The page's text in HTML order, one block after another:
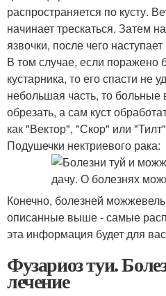
распространяется по кусту.
начинает трескаться. Затем
язвочки, после чего
В том случае, если поражено
кустарника, то его спасти не
небольшая часть, то больные
обрезать, а сам куст
как "Вектор", "Скор" или
Подушечки нектриевого рака:
Конечно, болезней
описанные выше - самые
эта информация будет для
Фузариоз туи.
лечение